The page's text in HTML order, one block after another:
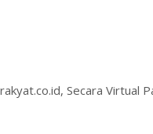
Secara Virtual